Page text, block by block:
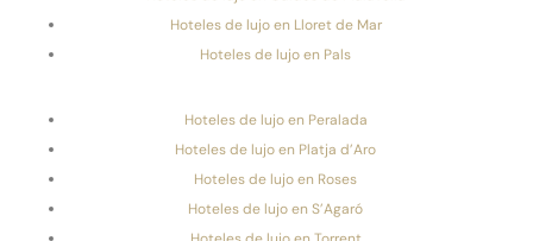
Hoteles de lujo en Lloret de Mar
Hoteles de lujo en Pals
Hoteles de lujo en Peralada
Hoteles de lujo en Platja d’Aro
Hoteles de lujo en Roses
Hoteles de lujo en S’Agaró